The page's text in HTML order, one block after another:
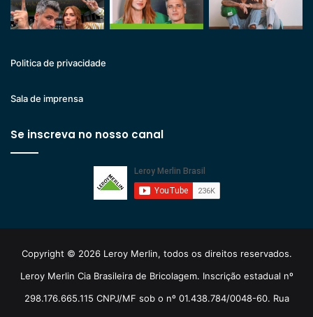
Politica de privacidade
Sala de imprensa
Se inscreva no nosso canal
Copyright © 2026 Leroy Merlin, todos os direitos reservados.
Leroy Merlin Cia Brasileira de Bricolagem. Inscrição estadual nº
298.176.665.115 CNPJ/MF sob o nº 01.438.784/0048-60. Rua